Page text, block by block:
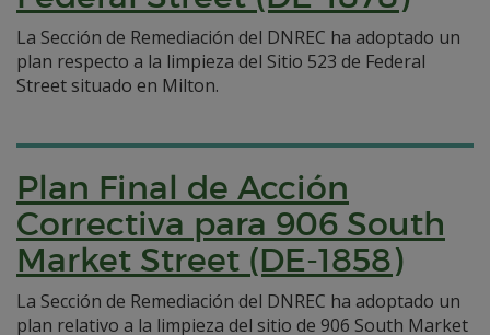
La Sección de Remediación del DNREC ha adoptado un
plan respecto a la limpieza del Sitio 523 de Federal
Street situado en Milton.
Plan Final de Acción
Correctiva para 906 South
Market Street (DE-1858)
La Sección de Remediación del DNREC ha adoptado un
plan relativo a la limpieza del sitio de 906 South Market